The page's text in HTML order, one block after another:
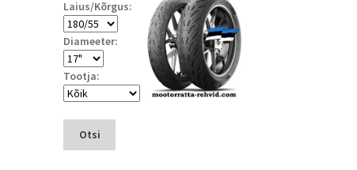
Laius/Kõrgus:
Diameeter:
Tootja:
Otsi